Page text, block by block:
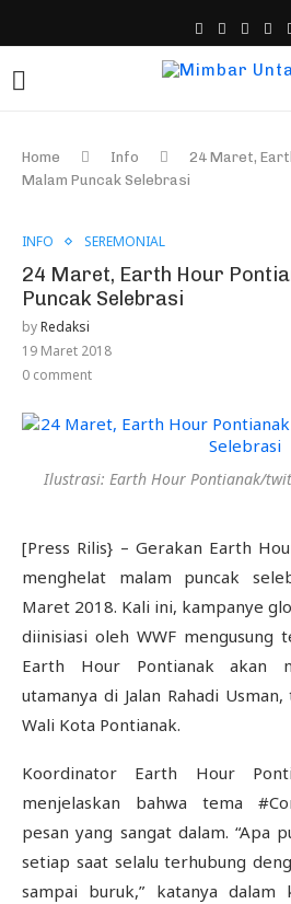
Home Info
24 Maret,
Malam Puncak Selebrasi
INFO SEREMONIAL
24 Maret, Earth Hour
Puncak Selebrasi
byRedaksi
19 Maret 2018
0 comment
Ilustrasi: Earth Hour Pontianak/
[Press Rilis} – Gerakan Earth
menghelat malam puncak
Maret 2018. Kali ini, kampanye
diinisiasi oleh WWF mengusung
Earth Hour Pontianak akan
utamanya di Jalan Rahadi
Wali Kota Pontianak.
Koordinator Earth Hour
menjelaskan bahwa tema
pesan yang sangat dalam. “Apa
setiap saat selalu terhubung
sampai buruk,” katanya